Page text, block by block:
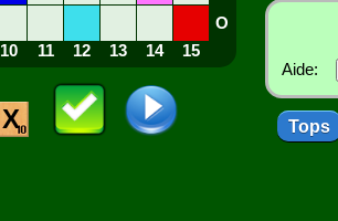
O
10 11 12 13 14 15
X
Aide:
Tops